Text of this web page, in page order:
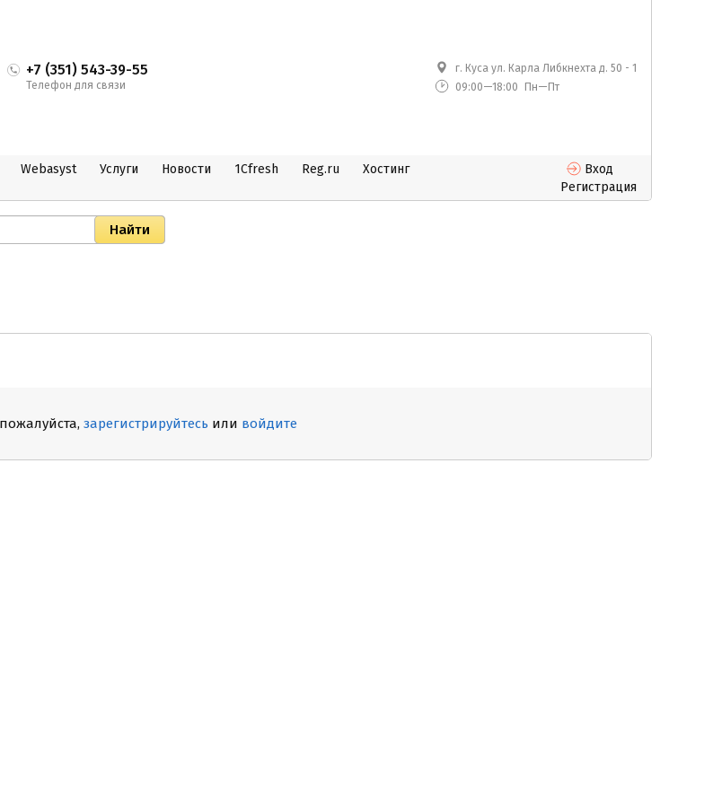
+7 (351) 543-39-55
Телефон для связи
г. Куса ул. Карла Либкнехта д. 50 - 1
09:00—18:00
Пн—Пт
Webasyst Услуги Новости 1Cfresh Reg.ru
Хостинг
Вход
Регистрация
зарегистрируйтесь или войдите